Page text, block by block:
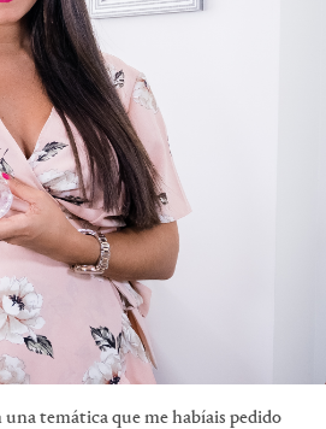
temática que me habíais pedido